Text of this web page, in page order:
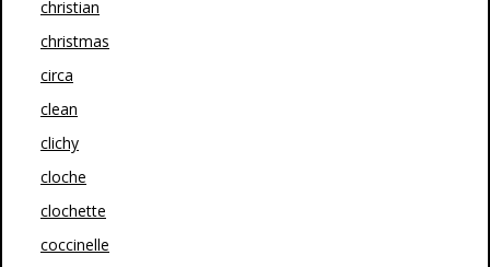
christian
christmas
circa
clean
clichy
cloche
clochette
coccinelle